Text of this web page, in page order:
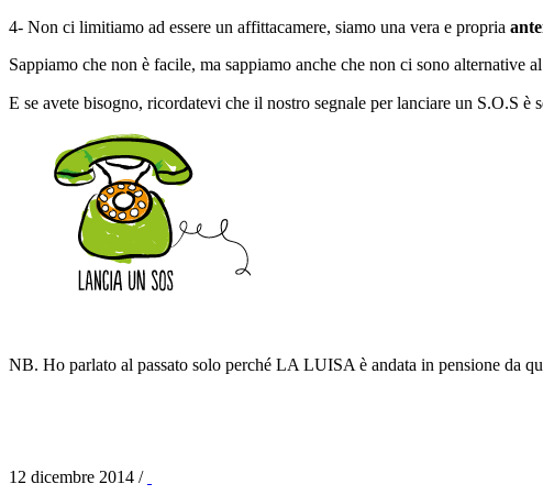
4- Non ci limitiamo ad essere un affittacamere, siamo una vera e propria
Sappiamo che non è facile, ma sappiamo anche che non ci sono alternative al
E se avete bisogno, ricordatevi che il nostro segnale per lanciare un S.O.S è
NB. Ho parlato al passato solo perché LA LUISA è andata in pensione da
12 dicembre 2014 /